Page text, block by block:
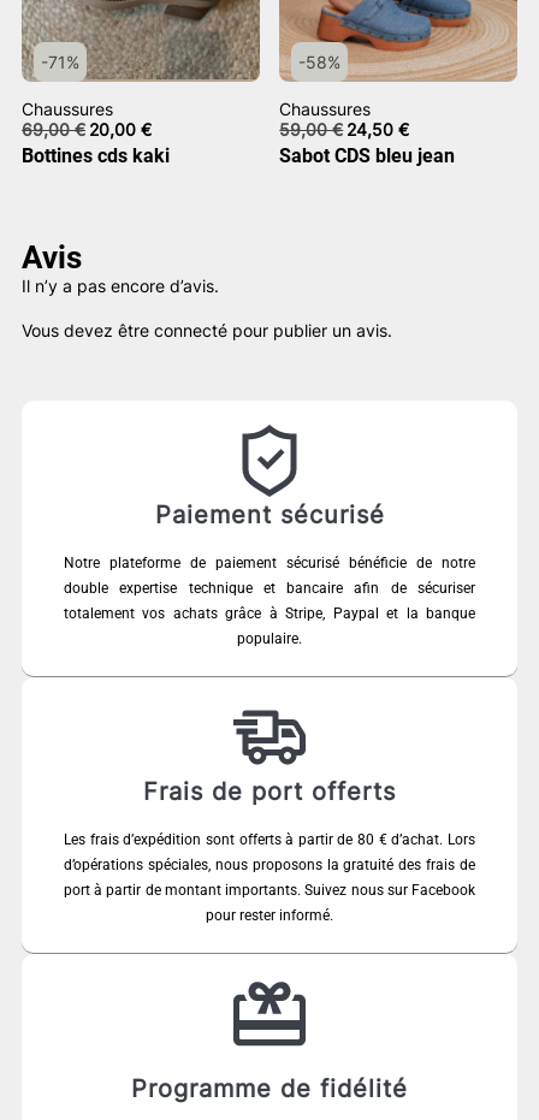
-71%
Chaussures
69,00€ Le
prix
initial
20,00 €Le
prix
actuel
Bottines cds kaki
-58%
Chaussures
59,00€ Le
prix
initial
24,50€Le
prix
actuel
Sabot CDS bleu jean
Avis
Il n’y a pas encore d’avis.
Vous devez être connecté pour publier un avis.
Paiement sécurisé
Notre plateforme de paiement sécurisé bénéficie de notre
double expertise technique et bancaire afin de sécuriser
totalement vos achats grâce à Stripe, Paypal et la banque
populaire.
Frais de port offerts
Les frais d’expédition sont offerts à partir de 80 € d’achat. Lors
d’opérations spéciales, nous proposons la gratuité des frais de
port à partir de montant importants. Suivez nous sur Facebook
pour rester informé.
Programme de fidélité